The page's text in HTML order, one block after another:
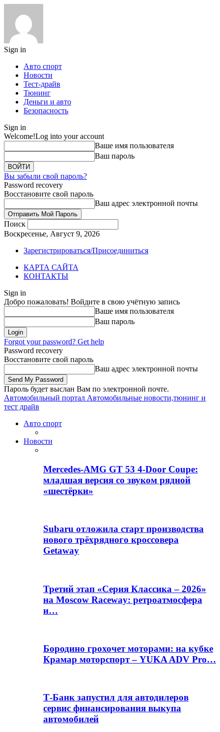
Sign in
Авто спорт
Новости
Тест-драйв
Тюнинг
Деньги и авто
Безопасность
Sign in
Welcome!Log into your account
Ваше имя пользователя
Ваш пароль
Вы забыли свой пароль?
Password recovery
Восстановите свой пароль
Ваш адрес электронной почты
Поиск
Воскресенье, Август 9, 2026
Зарегистрироваться/Присоединиться
КАРТА САЙТА
КОНТАКТЫ
Sign in
Добро пожаловать! Войдите в свою учётную запись
Ваше имя пользователя
Ваш пароль
Forgot your password? Get help
Password recovery
Восстановите свой пароль
Ваш адрес электронной почты
Пароль будет выслан Вам по электронной почте.
Автомобильный портал Автомобильные новости,тюнинг и
тест драйв
Авто спорт
Новости
Mercedes-AMG GT 53 4-Door Coupe:
младшая версия со звуком рядной
«шестёрки»
Subaru отложила старт производства
нового трёхрядного кроссовера
Getaway
Третий этап «Серия Классика – 2026»
на Moscow Raceway: ретроатмосфера
и…
Бородино грохочет моторами: на кубке
Крамар моторспорт – YUKA ADV Pro…
Т-Банк запустил для автодилеров
сервис финансирования выкупа
автомобилей